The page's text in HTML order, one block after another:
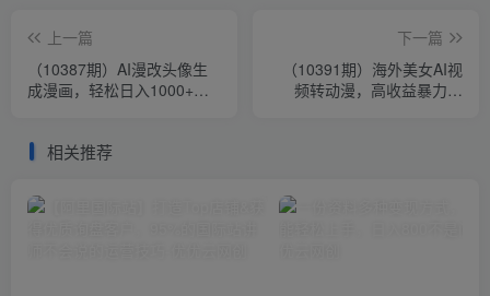
上一篇
（10387期）AI漫改头像生
成漫画，轻松日入1000+，
下一篇
（10391期）海外美女AI视
频转动漫，高收益暴力搬
相关推荐